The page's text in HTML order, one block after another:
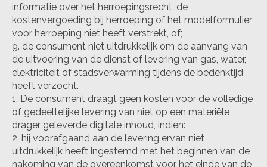
informatie over het herroepingsrecht, de
kostenvergoeding bij herroeping of het modelformulier
voor herroeping niet heeft verstrekt, of;
de consument niet uitdrukkelijk om de aanvang van
de uitvoering van de dienst of levering van gas, water,
elektriciteit of stadsverwarming tijdens de bedenktijd
heeft verzocht.
De consument draagt geen kosten voor de volledige
of gedeeltelijke levering van niet op een materiële
drager geleverde digitale inhoud, indien:
hij voorafgaand aan de levering ervan niet
uitdrukkelijk heeft ingestemd met het beginnen van de
nakoming van de overeenkomst voor het einde van de